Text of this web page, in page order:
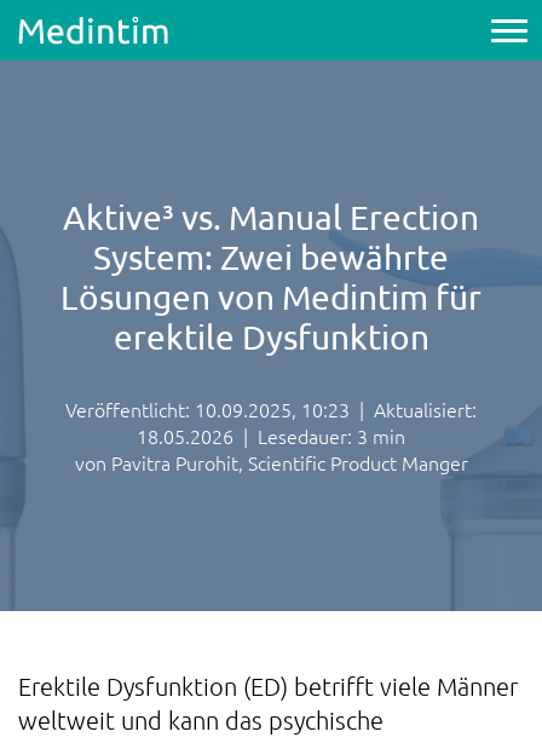
Aktive³ vs. Manual Erection
System: Zwei bewährte
Lösungen von Medintim für
erektile Dysfunktion
Veröffentlicht: 10.09.2025, 10:23 | Aktualisiert:
18.05.2026 | Lesedauer: 3 min
von Pavitra Purohit, Scientific Product Manger
Erektile Dysfunktion (ED) betrifft viele Männer
weltweit und kann das psychische